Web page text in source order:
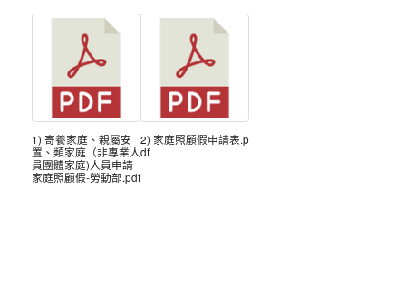
1) 寄養家庭、親屬安
置、類家庭（非專業人
員團體家庭)人員申請
家庭照顧假-勞動部.pdf
2) 家庭照顧假申請表.p
df